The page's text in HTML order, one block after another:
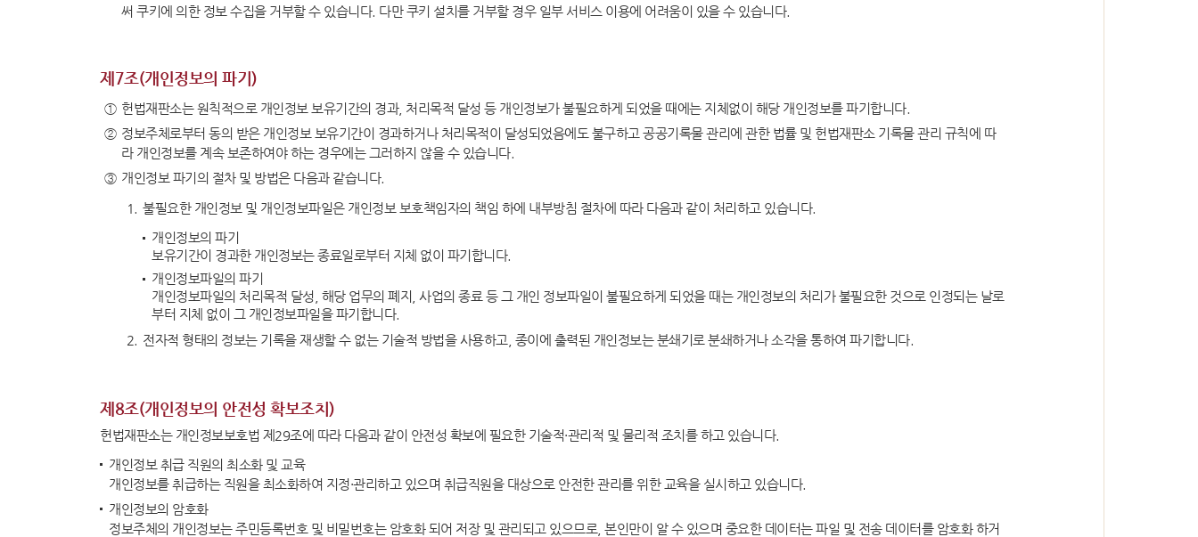
취업이력공시
헌법재판소 소개 헌법재판소장
인사말
프로필
사진동정
조직 및 직원
사무처ㆍ차장
연혁
상징소개
휘장
안내책자
청사안내
찾아오시는길
써 쿠키에 의한 정보 수집을 거부할 수 있습니다. 다만 쿠키 설치를 거부할 경우 일부 서비스 이용에 어려움이 있을 수 있습니다.
제7조(개인정보의 파기)
① 헌법재판소는 원칙적으로 개인정보 보유기간의 경과, 처리목적 달성 등 개인정보가 불필요하게 되었을 때에는 지체없이 해당 개인정보를 파기합니다.
② 정보주체로부터 동의 받은 개인정보 보유기간이 경과하거나 처리목적이 달성되었음에도 불구하고 공공기록물 관리에 관한 법률 및 헌법재판소 기록물 관리 규칙에 따
라 개인정보를 계속 보존하여야 하는 경우에는 그러하지 않을 수 있습니다.
③ 개인정보 파기의 절차 및 방법은 다음과 같습니다.
1.
불필요한 개인정보 및 개인정보파일은 개인정보 보호책임자의 책임 하에 내부방침 절차에 따라 다음과 같이 처리하고 있습니다.
개인정보의 파기
보유기간이 경과한 개인정보는 종료일로부터 지체 없이 파기합니다.
개인정보파일의 파기
개인정보파일의 처리목적 달성, 해당 업무의 폐지, 사업의 종료 등 그 개인 정보파일이 불필요하게 되었을 때는 개인정보의 처리가 불필요한 것으로 인정되는 날로
부터 지체 없이 그 개인정보파일을 파기합니다.
2.
전자적 형태의 정보는 기록을 재생할 수 없는 기술적 방법을 사용하고, 종이에 출력된 개인정보는 분쇄기로 분쇄하거나 소각을 통하여 파기합니다.
제8조(개인정보의 안전성 확보조치)
헌법재판소는 개인정보보호법 제29조에 따라 다음과 같이 안전성 확보에 필요한 기술적·관리적 및 물리적 조치를 하고 있습니다.
개인정보 취급 직원의 최소화 및 교육
개인정보를 취급하는 직원을 최소화하여 지정·관리하고 있으며 취급직원을 대상으로 안전한 관리를 위한 교육을 실시하고 있습니다.
개인정보의 암호화
정보주체의 개인정보는 주민등록번호 및 비밀번호는 암호화 되어 저장 및 관리되고 있으므로, 본인만이 알 수 있으며 중요한 데이터는 파일 및 전송 데이터를 암호화 하거